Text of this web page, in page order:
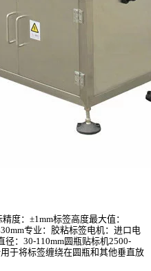
度：±1mm标签高度最大值：
专业：胶粘标签电机：进口电
：30-110mm圆瓶贴标机2500-
于将标签缠绕在圆瓶和其他垂直放